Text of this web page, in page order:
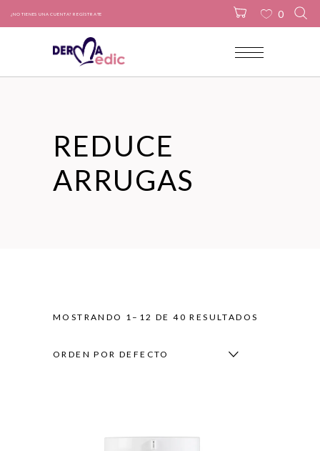
¿NO TIENES UNA CUENTA? REGÍSTRATE
No products in the cart.
0
REDUCE
ARRUGAS
MOSTRANDO 1–12 DE 40 RESULTADOS
ORDEN POR DEFECTO